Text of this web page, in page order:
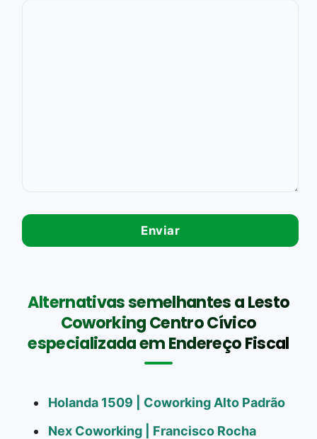
Alternativas semelhantes a Lesto
Coworking Centro Cívico
especializada em Endereço Fiscal
Holanda 1509 | Coworking Alto Padrão
Nex Coworking | Francisco Rocha